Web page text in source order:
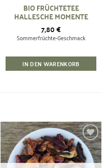
BIO FRÜCHTETEE
HALLESCHE MOMENTE
7,80€
Sommerfrüchte-Geschmack
IN DEN WARENKORB
Zur
Wunschliste
hinzufügen